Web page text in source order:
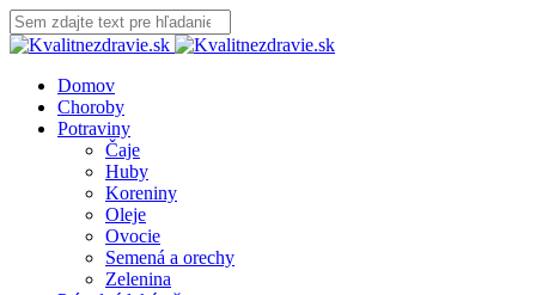
Domov
Choroby
Potraviny
Čaje
Huby
Koreniny
Oleje
Ovocie
Semená a orechy
Zelenina